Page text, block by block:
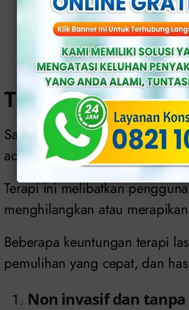
Baca juga:Faham
Faktor Penyebabnya
Terapi Laser
Salah satu pendekatan yang
adalah terapi laser.
Terapi ini melibatkan
menghilangkan atau
Beberapa keuntungan terapi
pemulihan yang cepat, dan
Non invasif dan